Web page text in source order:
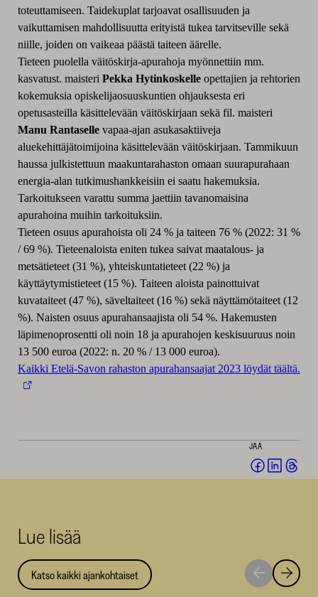
toteuttamiseen. Taidekuplat tarjoavat osallisuuden ja
vaikuttamisen mahdollisuutta erityistä tukea tarvitseville sekä
niille, joiden on vaikeaa päästä taiteen äärelle.
Tieteen puolella väitöskirja-apurahoja myönnettiin mm.
kasvatust. maisteri Pekka Hytinkoskelleopettajien ja rehtorien
kokemuksia opiskelijaosuuskuntien ohjauksesta eri
opetusasteilla käsittelevään väitöskirjaan sekä fil. maisteri
Manu Rantasellevapaa-ajan asukasaktiiveja
aluekehittäjätoimijoina käsittelevään väitöskirjaan. Tammikuun
haussa julkistettuun maakuntarahaston omaan suurapurahaan
energia-alan tutkimushankkeisiin ei saatu hakemuksia.
Tarkoitukseen varattu summa jaettiin tavanomaisina
apurahoina muihin tarkoituksiin.
Tieteen osuus apurahoista oli 24 % ja taiteen 76 % (2022: 31 %
/ 69 %). Tieteenaloista eniten tukea saivat maatalous- ja
metsätieteet (31 %), yhteiskuntatieteet (22 %) ja
käyttäytymistieteet (15 %). Taiteen aloista painottuivat
kuvataiteet (47 %), säveltaiteet (16 %) sekä näyttämötaiteet (12
%). Naisten osuus apurahansaajista oli 54 %. Hakemusten
läpimenoprosentti oli noin 18 ja apurahojen keskisuuruus noin
13 500 euroa (2022: n. 20 % / 13 000 euroa).
Kaikki Etelä-Savon rahaston apurahansaajat 2023 löydät täältä.
JAA
Jaa Jaa
Lue lisää
Katso kaikki ajankohtaiset
Siirry
seuraavaan
Siirry